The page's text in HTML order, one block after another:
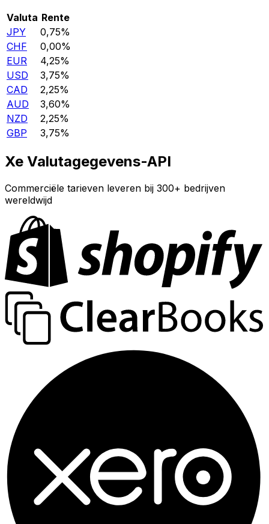
Valuta Rente
JPY
0,75%
CHF
0,00%
EUR
4,25%
USD
3,75%
CAD
2,25%
AUD
3,60%
NZD
2,25%
GBP
3,75%
Xe Valutagegevens-API
Commerciële tarieven leveren bij 300+ bedrijven
wereldwijd